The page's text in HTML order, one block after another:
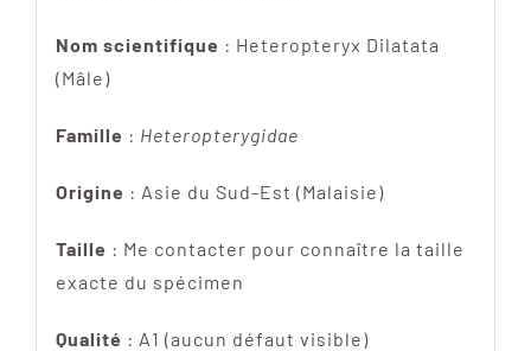
Nom scientifique : Heteropteryx Dilatata
(Mâle)
Famille : Heteropterygidae
Origine : Asie du Sud-Est (Malaisie)
Taille : Me contacter pour connaître la taille
exacte du spécimen
Qualité : A1 (aucun défaut visible)